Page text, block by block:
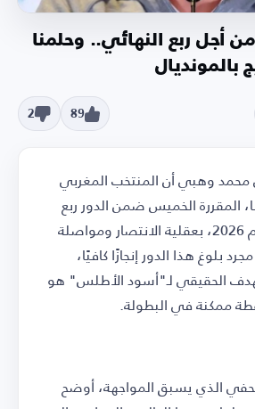
أجل ربع النهائي.. وحلمنا
بالمونديال
89
2
محمد وهبي أن المنتخب المغربي
المقررة الخميس ضمن الدور ربع
النهائي لكأس العالم 2026، بعقلية الانتصار ومواصلة
بلوغ هذا الدور إنجازًا كافيًا،
الحقيقي لـ"أسود الأطلس" هو
ممكنة في البطولة.
الذي يسبق المواجهة، أوضح